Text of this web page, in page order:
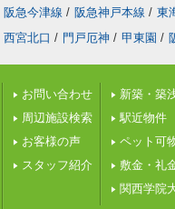
阪急今津線 / 阪急神戸本線 / 東
西宮北口 / 門戸厄神 / 甲東園 /
お問い合わせ
周辺施設検索
お客様の声
スタッフ紹介
新築・築
駅近物件
ペット可
敷金・礼
関西学院